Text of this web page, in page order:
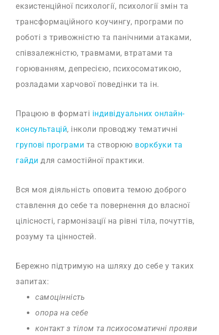
екзистенційної психології, психології змін та
трансформаційного коучингу, програми по
роботі з тривожністю та панічними атаками,
співзалежністю, травмами, втратами та
горюванням, депресією, психосоматикою,
розладами харчової поведінки та ін.
Працюю в форматі індивідуальних онлайн-
консультацій, інколи проводжу тематичні
групові програми та створюю воркбуки та
гайди для самостійної практики.
Вся моя діяльність оповита темою доброго
ставлення до себе та повернення до власної
цілісності, гармонізації на рівні тіла, почуттів,
розуму та цінностей.
Бережно підтримую на шляху до себе у таких
запитах:
самоцінність
опора на себе
контакт з тілом та психосоматичні прояви